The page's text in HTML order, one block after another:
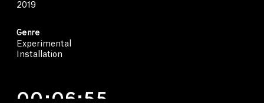
2019
Genre
Experimental
Installation